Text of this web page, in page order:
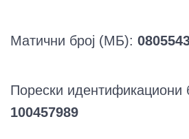
Матични број (МБ):
Порески идентификациони
100457989